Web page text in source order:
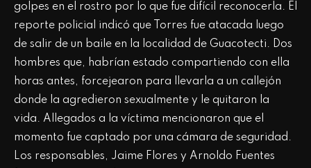
golpes en el rostro por lo que fue difícil reconocerla. El
reporte policial indicó que Torres fue atacada luego
de salir de un baile en la localidad de Guacotecti. Dos
hombres que, habrían estado compartiendo con ella
horas antes, forcejearon para llevarla a un callejón
donde la agredieron sexualmente y le quitaron la
vida. Allegados a la víctima mencionaron que el
momento fue captado por una cámara de seguridad.
Los responsables, Jaime Flores y Arnoldo Fuentes